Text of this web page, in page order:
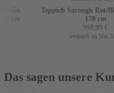
Teppich Sarough Rot/
170 cm
999,99€
verkauft im Mai
Das sagen unsere